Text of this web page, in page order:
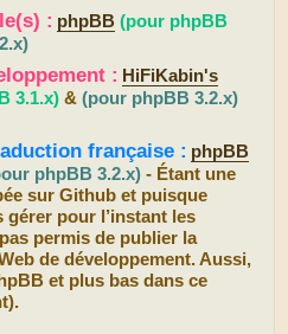
: phpBB (pour phpBB
: HiFiKabin's
3.1.x) & (pour phpBB 3.2.x)
française : phpBB
phpBB 3.2.x) - Étant une
sur Github et puisque
gérer pour l’instant les
permis de publier la
de développement. Aussi,
et plus bas dans ce